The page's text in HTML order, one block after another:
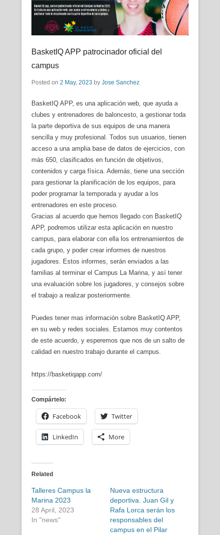
BasketIQ APP patrocinador oficial del
campus
Posted on 2 May, 2023 by Jose Sanchez
BasketIQ APP, es una aplicación web, que ayuda a
clubes y entrenadores de baloncesto, a gestionar toda
la parte deportiva de sus equipos de una manera
sencilla y muy profesional. Todos sus usuarios, tienen
acceso a una amplia base de datos de ejercicios, con
más 650, clasificados en función de objetivos,
contenidos y carga física. Además, tiene una sección
para gestionar la planificación de los equipos, para
poder programar la temporada y ayudar a los
entrenadores en este proceso.
Gracias al acuerdo que hemos llegado con BasketIQ
APP, podremos utilizar esta aplicación en nuestro
campus, para elaborar con ella los entrenamientos de
cada grupo, y poder crear informes de nuestros
jugadores. Estos informes, serán enviados a las
familias al terminar el Campus La Marina, y así tener
una evaluación sobre los jugadores, y consejos sobre
el trabajo a realizar posteriormente.
Puedes tener mas información sobre BasketIQ APP,
en su web y redes sociales. Estamos muy contentos
de este acuerdo, y esperemos que nos de un salto de
calidad en nuestro trabajo durante el campus.
https://basketiqapp.com/
Compártelo:
Facebook Twitter
LinkedIn More
Related
Talleres Campus la
Marina 2023
28 April, 2023
In "news"
Nueva estructura
deportiva. Juan Gil y
Rafa Lorca serán los
responsables del
campus en el Pilar